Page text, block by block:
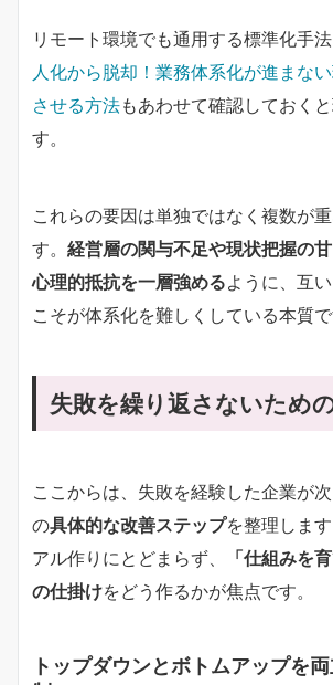
リモート環境でも通用する標準化手法
人化から脱却！業務体系化が進まな
させる方法もあわせて確認しておく
す。
これらの要因は単独ではなく複数が
す。 経営層の関与不足や現状把握の
心理的抵抗を一層強めるように、互
こそが体系化を難しくしている本質で
失敗を繰り返さないため
ここからは、失敗を経験した企業が
の具体的な改善ステップを整理しま
アル作りにとどまらず、
「仕組みを
の仕掛けをどう作るかが焦点です。
トップダウンとボトムアップを